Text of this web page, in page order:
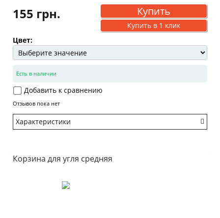
155 грн. Купить
Купить в 1 клик
Цвет:
Есть в наличии
Добавить к сравнению
Отзывов пока нет
Характеристики
Корзина для угля средняя